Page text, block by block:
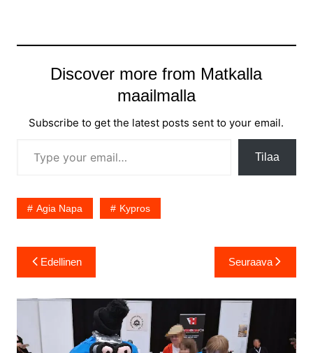
Discover more from Matkalla
maailmalla
Subscribe to get the latest posts sent to your email.
Tilaa
Agia Napa Kypros
Artikkelien
selaus
Edellinen Seuraava